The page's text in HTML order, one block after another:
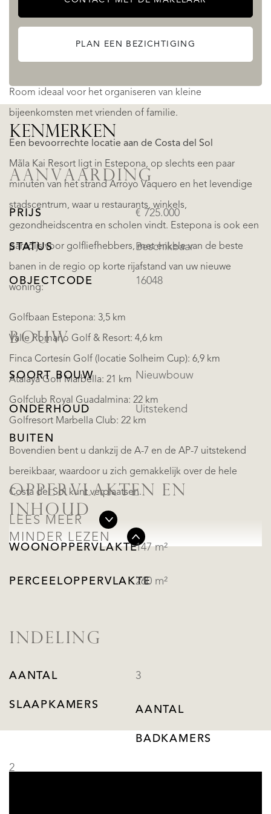
rust en evenwicht, is de perfecte plek om te mediteren of
Room ideaal voor het organiseren van kleine
bijeenkomsten met vrienden of familie.
Een bevoorrechte locatie aan de Costa del Sol
Mãla Kai Resort ligt in Estepona, op slechts een paar
minuten van het strand Arroyo Vaquero en het levendige
stadscentrum, waar u restaurants, winkels,
gezondheidscentra en scholen vindt. Estepona is ook een
paradijs voor golfliefhebbers, met enkele van de beste
banen in de regio op korte rijafstand van uw nieuwe
woning:
Golfbaan Estepona: 3,5 km
Valle Romano Golf & Resort: 4,6 km
Finca Cortesín Golf (locatie Solheim Cup): 6,9 km
Atalaya Golf Marbella: 21 km
Golfclub Royal Guadalmina: 22 km
Golfresort Marbella Club: 22 km
Bovendien bent u dankzij de A-7 en de AP-7 uitstekend
bereikbaar, waardoor u zich gemakkelijk over de hele
Costa del Sol kunt verplaatsen.
LEES MEER
MINDER LEZEN
PLAN EEN BEZICHTIGING
KENMERKEN
AANVAARDING
PRIJS € 725.000
STATUS Beschikbaar
OBJECTCODE 16048
BOUW
SOORT BOUW Nieuwbouw
ONDERHOUD
BUITEN
Uitstekend
OPPERVLAKTEN EN
INHOUD
WOONOPPERVLAKTE147 m²
PERCEELOPPERVLAKTE260 m²
INDELING
AANTAL
SLAAPKAMERS
3
AANTAL
BADKAMERS
2